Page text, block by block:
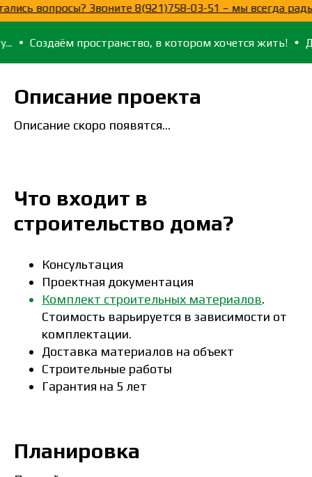
Остались вопросы? Звоните 8(921)758-03-51 – мы
пространство, в котором хочется жить! Для тех,
Описание проекта
Описание скоро появятся...
Что входит в
строительство дома?
Консультация
Проектная документация
Комплект строительных материалов.
Стоимость варьируется в зависимости от
комплектации.
Доставка материалов на объект
Строительные работы
Гарантия на 5 лет
Планировка